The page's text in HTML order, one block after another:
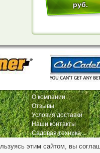
руб.
О компании
Отзывы
Условия доставки
Наши контакты
Садовая техника
этим сайтом, вы